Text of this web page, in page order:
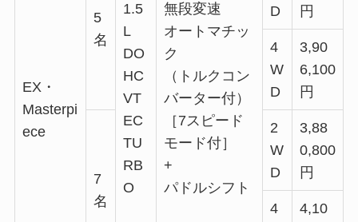
1.5
L
DO
HC
VT
EC
TU
RB
O
無段変速
オートマチッ
ク
（トルクコン
バーター付）
［7スピード
モード付］
+
パドルシフト
EX・
Masterpi
ece
5
名
D
円
4
W
D
3,90
6,100
円
7
名
2
W
D
3,88
0,800
円
4
4,10